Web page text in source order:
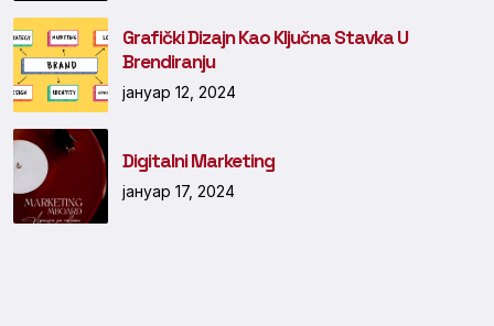
Grafički Dizajn Kao Ključna Stavka U
Brendiranju
јануар 12, 2024
Digitalni Marketing
јануар 17, 2024